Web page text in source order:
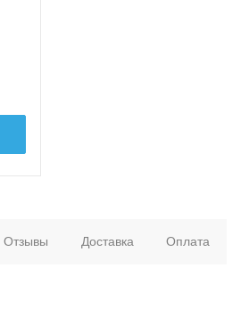
Отзывы Доставка Оплата